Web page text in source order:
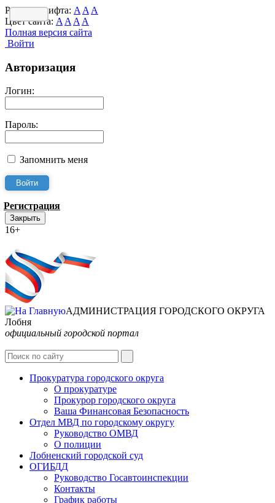
Размер шрифта: A A A
Цвет сайта: A A A A
Полная версия сайта
Войти
Авторизация
Логин:
Пароль:
Запомнить меня
Регистрация
Закрыть
16+
АДМИНИСТРАЦИЯ ГОРОДСКОГО ОКРУГА
Лобня
официальный городской портал
Прокуратура городского округа
О прокуратуре
Прокурор городского округа
Ваша Финансовая Безопасность
Отдел МВД по городскому округу
Руководство ОМВД
О полиции
Лобненский городской суд
ОГИБДД
Руководство Госавтоинспекции
Контакты
График работы